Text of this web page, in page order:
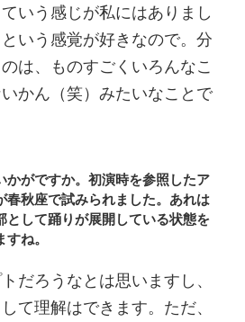
いう感じが私にはありまし
いう感覚が好きなので。分
は、ものすごくいろんなこ
かん（笑）みたいなことで
かがですか。初演時を参照したア
春秋座で試みられました。あれは
として踊りが展開している状態を
ね。
だろうなとは思いますし、
て理解はできます。ただ、